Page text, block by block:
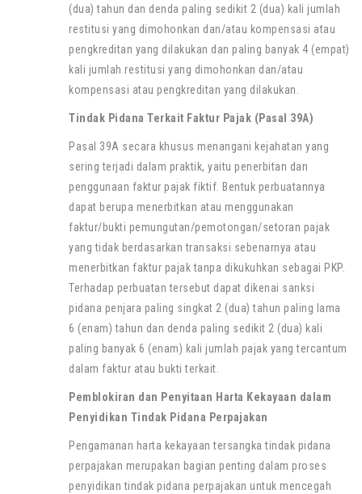
(dua) tahun dan denda paling sedikit 2 (dua) kali jumlah
restitusi yang dimohonkan dan/atau kompensasi atau
pengkreditan yang dilakukan dan paling banyak 4 (empat)
kali jumlah restitusi yang dimohonkan dan/atau
kompensasi atau pengkreditan yang dilakukan.
Tindak Pidana Terkait Faktur Pajak (Pasal 39A)
Pasal 39A secara khusus menangani kejahatan yang
sering terjadi dalam praktik, yaitu penerbitan dan
penggunaan faktur pajak fiktif. Bentuk perbuatannya
dapat berupa menerbitkan atau menggunakan
faktur/bukti pemungutan/pemotongan/setoran pajak
yang tidak berdasarkan transaksi sebenarnya atau
menerbitkan faktur pajak tanpa dikukuhkan sebagai PKP.
Terhadap perbuatan tersebut dapat dikenai sanksi
pidana penjara paling singkat 2 (dua) tahun paling lama
6 (enam) tahun dan denda paling sedikit 2 (dua) kali
paling banyak 6 (enam) kali jumlah pajak yang tercantum
dalam faktur atau bukti terkait.
Pemblokiran dan Penyitaan Harta Kekayaan dalam
Penyidikan Tindak Pidana Perpajakan
Pengamanan harta kekayaan tersangka tindak pidana
perpajakan merupakan bagian penting dalam proses
penyidikan tindak pidana perpajakan untuk mencegah